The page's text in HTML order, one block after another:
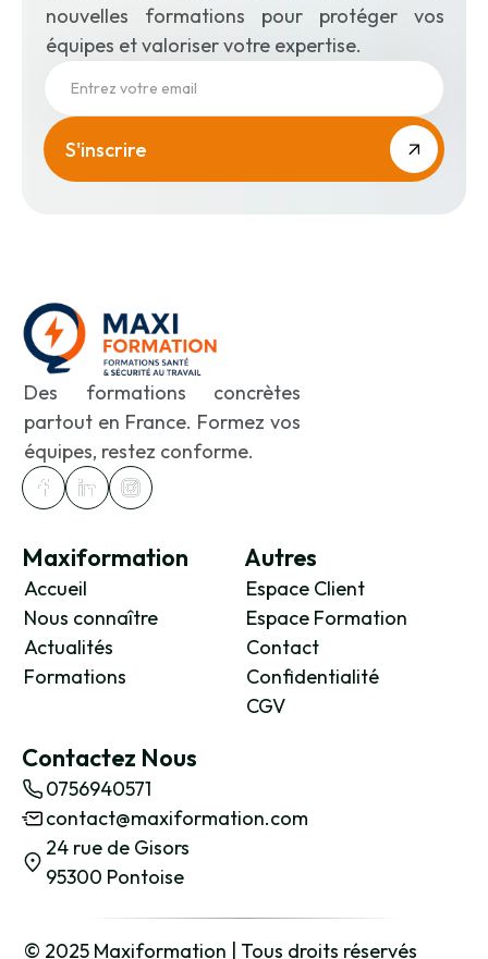
nouvelles formations pour protéger vos
équipes et valoriser votre expertise.
Des formations concrètes
partout en France. Formez vos
équipes, restez conforme.
Maxiformation
Accueil
Nous connaître
Actualités
Formations
Autres
Espace Client
Espace Formation
Contact
Confidentialité
CGV
Contactez Nous
0756940571
contact@maxiformation.com
24 rue de Gisors
95300 Pontoise
© 2025 Maxiformation | Tous droits réservés